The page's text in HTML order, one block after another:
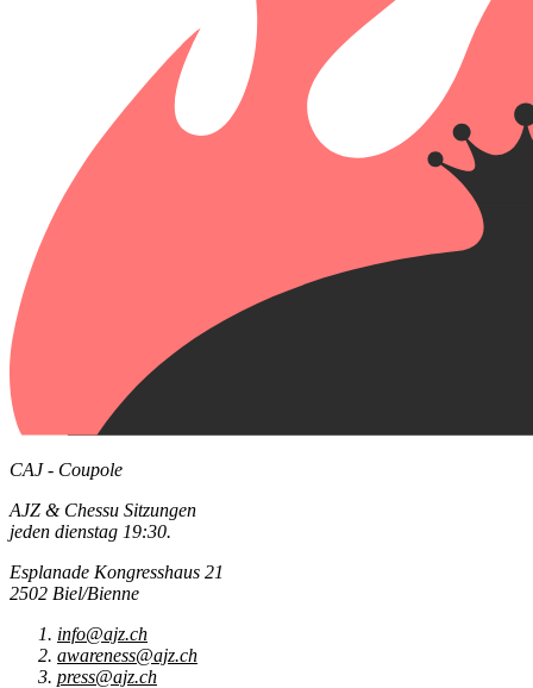
CAJ - Coupole
AJZ & Chessu Sitzungen
jeden dienstag 19:30.
Esplanade Kongresshaus 21
2502 Biel/Bienne
info@ajz.ch
awareness@ajz.ch
press@ajz.ch